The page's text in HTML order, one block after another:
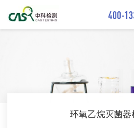
400-
环氧乙烷灭菌器